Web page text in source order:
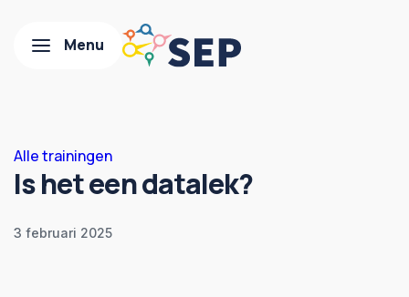
Alle trainingen
Is het een datalek?
3 februari 2025